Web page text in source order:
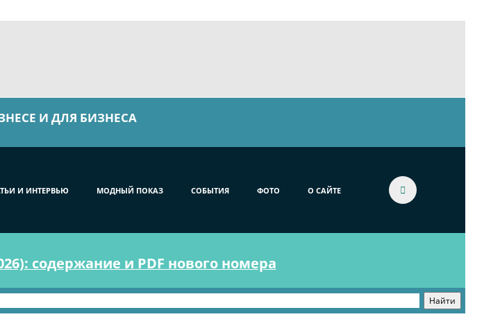
И ДЛЯ БИЗНЕСА
И ИНТЕРВЬЮ МОДНЫЙ ПОКАЗ СОБЫТИЯ ФОТО О САЙТЕ
содержание и PDF нового номера